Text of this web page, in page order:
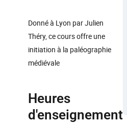
Donné à Lyon par Julien
Théry, ce cours offre une
initiation à la paléographie
médiévale
Heures
d'enseignement